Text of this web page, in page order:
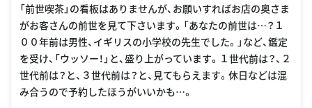
「前世喫茶」の看板はありませんが、お願いすればお店の奥さま
がお客さんの前世を見て下さいます。「あなたの前世は…？１
００年前は男性、イギリスの小学校の先生でした。」など、鑑定
を受け、「ウッソー！」と、盛り上がっています。１世代前は？、２
世代前は？と、３世代前は？と、見てもらえます。休日などは混
み合うので予約したほうがいいかも…。